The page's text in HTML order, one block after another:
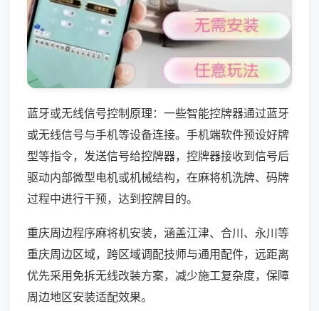
蓝牙或无线信号控制原理：一些智能控牌器通过蓝牙
或无线信号与手机等设备连接。手机端软件预设好牌
型等指令，发送信号给控牌器，控牌器接收到信号后
驱动内部微型电机或机械结构，在麻将机洗牌、码牌
过程中进行干预，达到控牌目的。
重庆周边程序麻将机安装，涵盖江津、合川、永川等
重庆周边区域，跨区域调配技师与通用配件，远距离
优先采用免拆无线改装方案，减少施工复杂度，保障
周边地区安装适配效果。